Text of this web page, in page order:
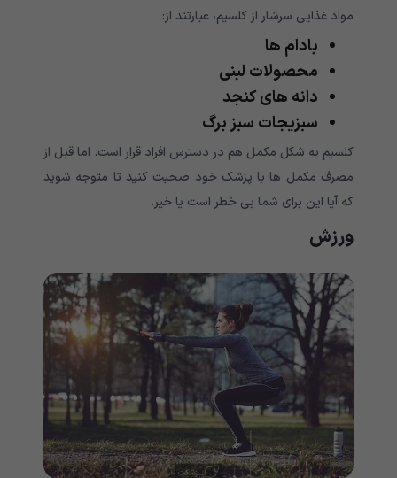
مواد غذایی سرشار از کلسیم، عبارتند از:
بادام ها
محصولات لبنی
دانه های کنجد
سبزیجات سبز برگ
کلسیم به شکل مکمل هم در دسترس افراد قرار است. اما قبل از
مصرف مکمل ها با پزشک خود صحبت کنید تا متوجه شوید
که آیا این برای شما بی خطر است یا خیر.
ورزش